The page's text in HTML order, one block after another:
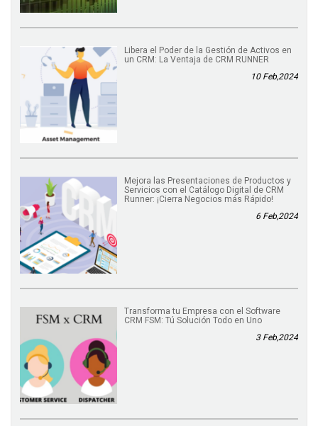
Libera el Poder de la Gestión de Activos en
un CRM: La Ventaja de CRM RUNNER
10 Feb,2024
Mejora las Presentaciones de Productos y
Servicios con el Catálogo Digital de CRM
Runner: ¡Cierra Negocios más Rápido!
6 Feb,2024
Transforma tu Empresa con el Software
CRM FSM: Tú Solución Todo en Uno
3 Feb,2024